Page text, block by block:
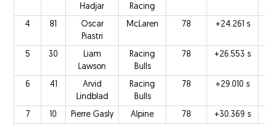
Hadjar
Racing
4 81
Oscar
Piastri
McLaren 78 +24.261 s
5 30
Liam
Lawson
Racing
Bulls
78 +26.553 s
6 41
Arvid
Lindblad
Racing
Bulls
78 +29.010 s
7 10 Pierre Gasly Alpine 78
+30.369 s